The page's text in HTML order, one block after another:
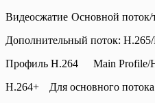
Видеосжатие Основной поток/
Дополнительный поток:
Профиль H.264
Main Profile/
H.264+
Для основного потока